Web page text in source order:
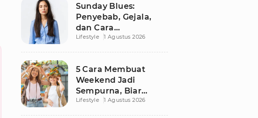
Sunday Blues:
Penyebab, Gejala,
dan Cara
Mengatasinya agar
Lifestyle 1 Agustus 2026
5 Cara Membuat
Weekend Jadi
Sempurna, Biar
Pikiran Fresh dan
Lifestyle 1 Agustus 2026